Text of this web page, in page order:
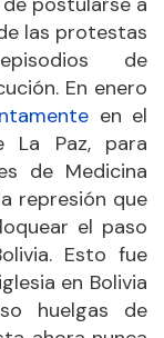
las protestas
de
En enero
en el
La Paz, para
de Medicina
represión que
el paso
Esto fue
en Bolivia
huelgas de